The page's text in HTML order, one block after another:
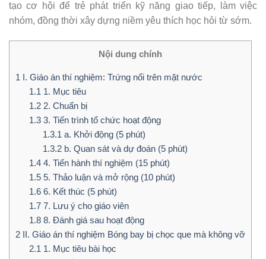
tạo cơ hội để trẻ phát triển kỹ năng giao tiếp, làm việc
nhóm, đồng thời xây dựng niềm yêu thích học hỏi từ sớm.
Nội dung chính
1 I. Giáo án thí nghiệm: Trứng nổi trên mặt nước
1.1 1. Mục tiêu
1.22. Chuẩn bị
1.33. Tiến trình tổ chức hoạt động
1.3.1 a. Khởi động (5 phút)
1.3.2b. Quan sát và dự đoán (5 phút)
1.44. Tiến hành thí nghiệm (15 phút)
1.55. Thảo luận và mở rộng (10 phút)
1.66. Kết thúc (5 phút)
1.77. Lưu ý cho giáo viên
1.88. Đánh giá sau hoạt động
2 II. Giáo án thí nghiệm Bóng bay bị chọc que mà không vỡ
2.1 1. Mục tiêu bài học